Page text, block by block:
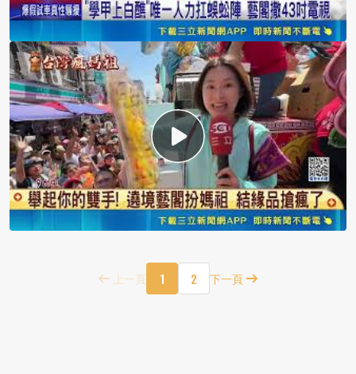
上一頁 1 2 下一頁